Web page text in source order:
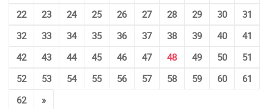
22
23 24 25 26 27 28 29 30
31
32
33 34 35 36 37 38 39 40
41
42
43 44 45 46 47 48 49 50
51
52
53 54 55 56 57 58 59 60
61
62
»